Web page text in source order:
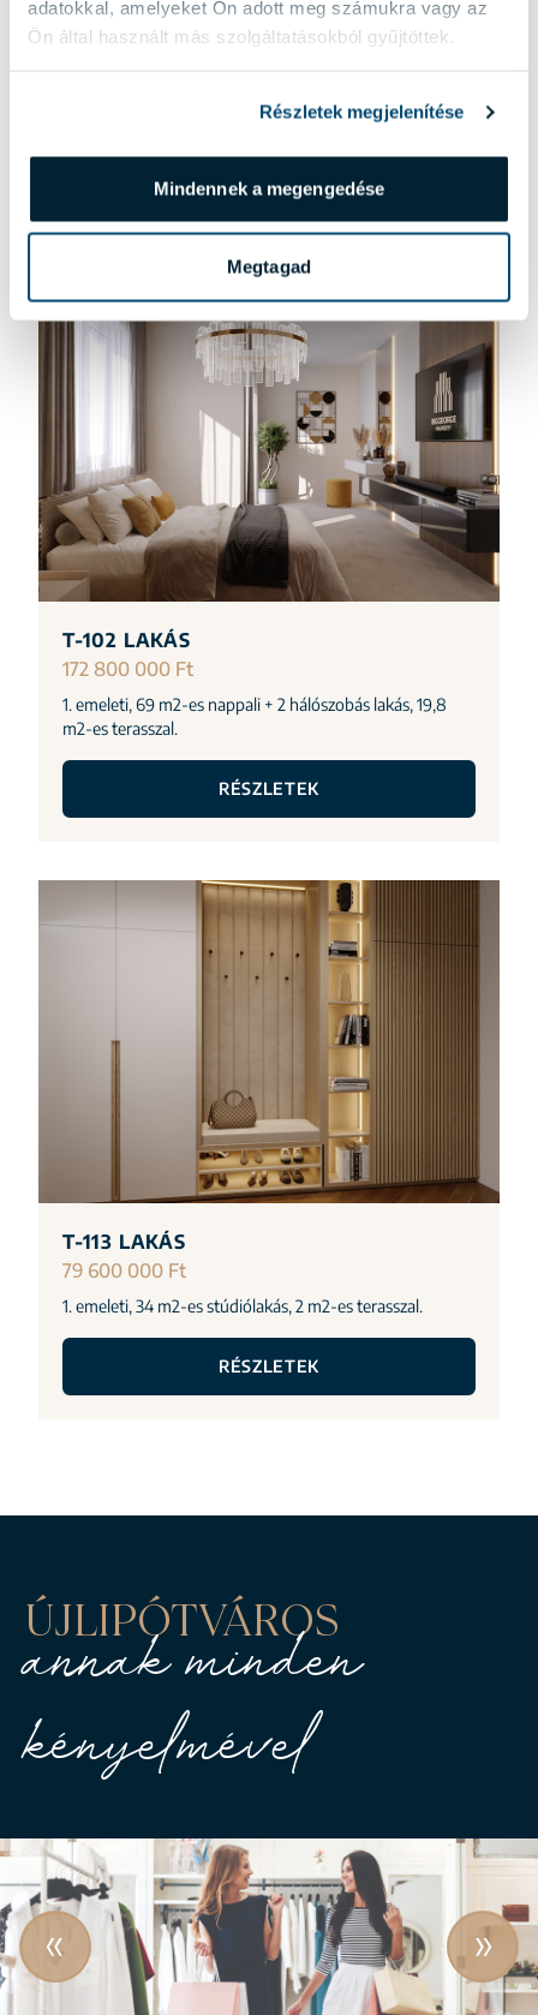
adatokkal, amelyeket Ön adott meg számukra vagy az
Ön által használt más szolgáltatásokból gyűjtöttek.
Részletek megjelenítése
Mindennek a megengedése
Megtagad
T-004 LAKÁS
Földszinti, 60 m2-es nappali + 2 hálószobás lakás,
RÉSZLETEK
T-102 LAKÁS
172 800 000 Ft
1. emeleti, 69 m2-es nappali + 2 hálószobás lakás, 19,8
m2-es terasszal.
RÉSZLETEK
T-113 LAKÁS
79 600 000 Ft
1. emeleti, 34 m2-es stúdiólakás, 2 m2-es terasszal.
RÉSZLETEK
ÚJLIPÓTVÁROS
annak minden
kényelmével